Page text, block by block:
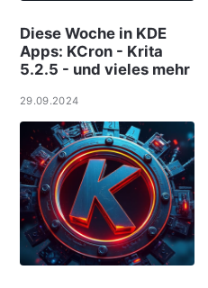
Diese Woche in KDE
Apps: KCron - Krita
5.2.5 - und vieles mehr
29.09.2024